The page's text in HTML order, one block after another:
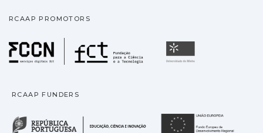
RCAAP PROMOTORS
Fundação para a
RCAAP FUNDERS
República Portuguesa